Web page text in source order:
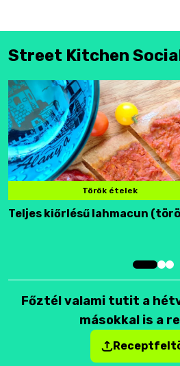
Street Kitchen
Török ételek
Teljes kiőrlésű lahmacun
Főztél valami tutit a
másokkal is a